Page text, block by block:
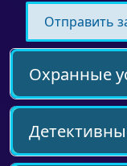
Охранные